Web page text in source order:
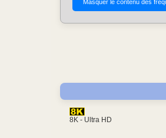
8K - Ultra HD